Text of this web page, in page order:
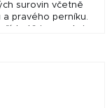
surovin včetně
a pravého perníku.